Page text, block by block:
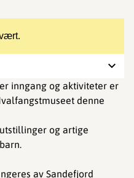
inngang og aktiviteter er
denne
og artige
av Sandefjord